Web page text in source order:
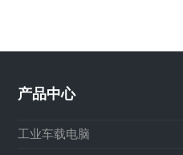
产品中心
工业车载电脑